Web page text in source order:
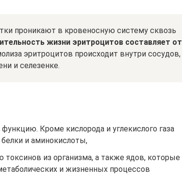
проникают в кровеносную систему сквозь
жизни эритроцитов составляет от
эритроцитов происходит внутри сосудов,
и селезенке.
Кроме кислорода и углекислого газа
и аминокислоты,
из организма, а также ядов, которые
и жизненных процессов